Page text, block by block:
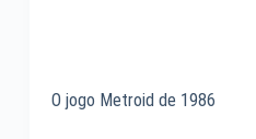
O jogo Metroid de 1986